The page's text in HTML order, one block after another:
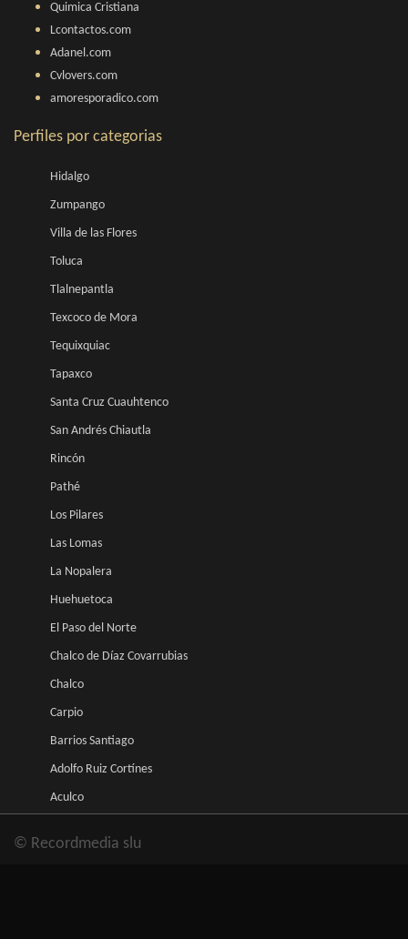
Quimica Cristiana
Lcontactos.com
Adanel.com
Cvlovers.com
amoresporadico.com
Perfiles por categorias
Hidalgo
Zumpango
Villa de las Flores
Toluca
Tlalnepantla
Texcoco de Mora
Tequixquiac
Tapaxco
Santa Cruz Cuauhtenco
San Andrés Chiautla
Rincón
Pathé
Los Pilares
Las Lomas
La Nopalera
Huehuetoca
El Paso del Norte
Chalco de Díaz Covarrubias
Chalco
Carpio
Barrios Santiago
Adolfo Ruiz Cortínes
Aculco
© Recordmedia slu